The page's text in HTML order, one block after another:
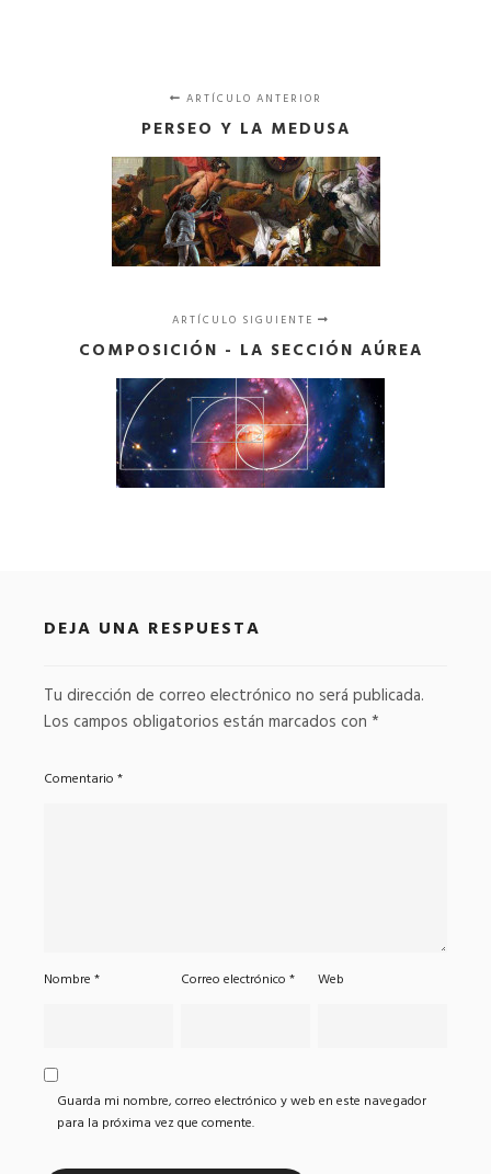
ARTÍCULO ANTERIOR
PERSEO Y LA MEDUSA
ARTÍCULO SIGUIENTE
COMPOSICIÓN - LA SECCIÓN AÚREA
DEJA UNA RESPUESTA
Tu dirección de correo electrónico no será publicada.
Los campos obligatorios están marcados con *
Comentario *
Nombre * Correo electrónico* Web
Guarda mi nombre, correo electrónico y web en este navegador
para la próxima vez que comente.